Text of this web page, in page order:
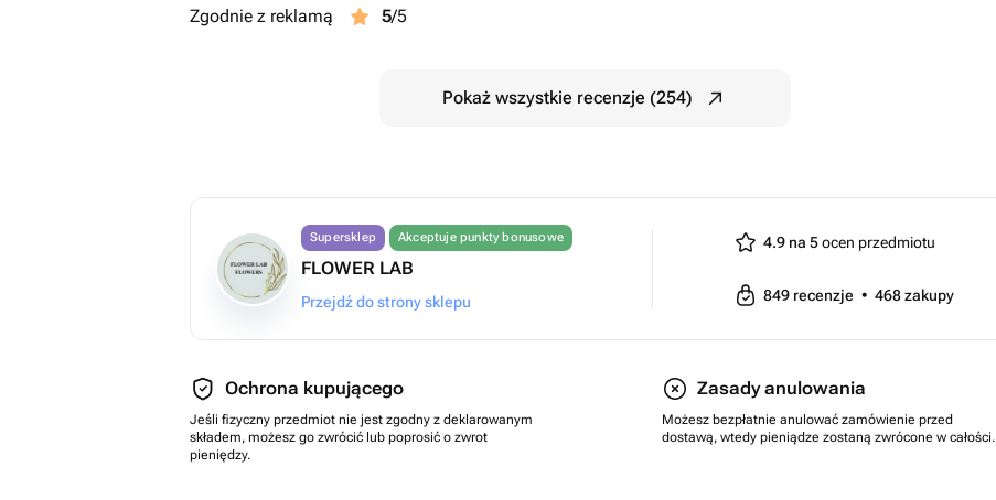
Zgodnie z reklamą
5/5
Pokaż wszystkie recenzje (254)
Supersklep Akceptuje punkty bonusowe
FLOWER LAB
Przejdź do strony sklepu
4.9 na 5ocen przedmiotu
849 recenzje • 468zakupy
Ochrona kupującego
Jeśli fizyczny przedmiot nie jest zgodny z deklarowanym
składem, możesz go zwrócić lub poprosić o zwrot
pieniędzy.
Zasady anulowania
Możesz bezpłatnie anulować zamówienie przed
dostawą, wtedy pieniądze zostaną zwrócone w całości.